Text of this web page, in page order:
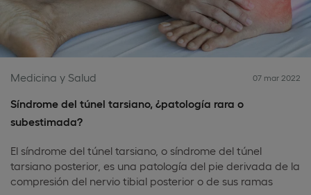
Medicina y Salud 07 mar 2022
Síndrome del túnel tarsiano, ¿patología rara o
subestimada?
El síndrome del túnel tarsiano, o síndrome del túnel
tarsiano posterior, es una patología del pie derivada de la
compresión del nervio tibial posterior o de sus ramas